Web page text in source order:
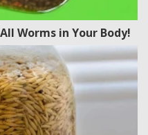
Worms in Your Body!